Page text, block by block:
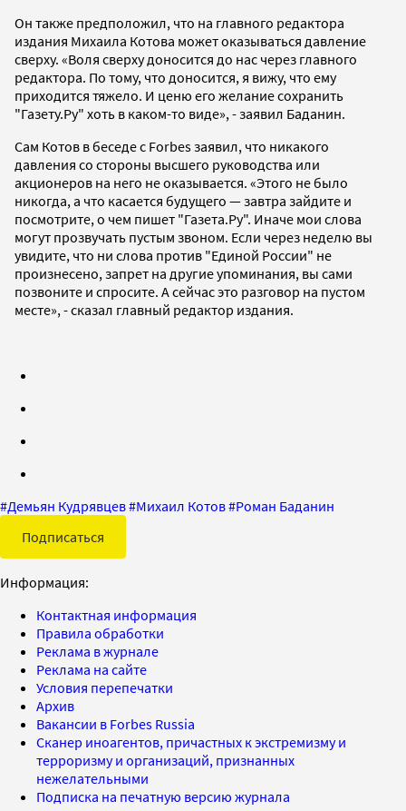
Он также предположил, что на главного редактора
издания Михаила Котова может оказываться давление
сверху. «Воля сверху доносится до нас через главного
редактора. По тому, что доносится, я вижу, что ему
приходится тяжело. И ценю его желание сохранить
"Газету.Ру" хоть в каком-то виде», - заявил Баданин.
Сам Котов в беседе с Forbes заявил, что никакого
давления со стороны высшего руководства или
акционеров на него не оказывается. «Этого не было
никогда, а что касается будущего — завтра зайдите и
посмотрите, о чем пишет "Газета.Ру". Иначе мои слова
могут прозвучать пустым звоном. Если через неделю вы
увидите, что ни слова против "Единой России" не
произнесено, запрет на другие упоминания, вы сами
позвоните и спросите. А сейчас это разговор на пустом
месте», - сказал главный редактор издания.
#Демьян Кудрявцев#Михаил Котов#Роман Баданин
Подписаться
Информация:
Контактная информация
Правила обработки
Реклама в журнале
Реклама на сайте
Условия перепечатки
Архив
Вакансии в Forbes Russia
Сканер иноагентов, причастных к экстремизму и
терроризму и организаций, признанных
нежелательными
Подписка на печатную версию журнала